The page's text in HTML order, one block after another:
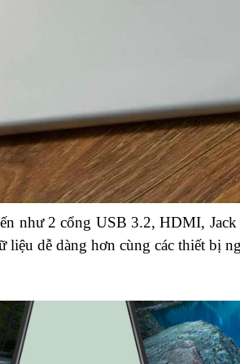
như 2 cổng USB 3.2, HDMI,
liệu dễ dàng hơn cùng các thiết bị